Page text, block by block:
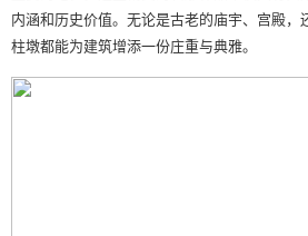
内涵和历史价值。无论是古老的庙宇、宫殿，
柱墩都能为建筑增添一份庄重与典雅。